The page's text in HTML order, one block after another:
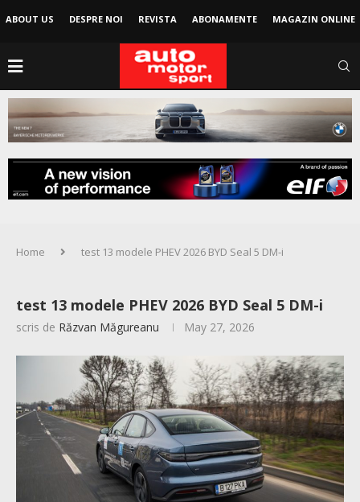
ABOUT US DESPRE NOI REVISTA ABONAMENTE MAGAZIN ONLINE
Home test 13 modele PHEV 2026 BYD Seal 5 DM-i
test 13 modele PHEV 2026 BYD Seal 5 DM-i
scris de Răzvan Măgureanu May 27, 2026